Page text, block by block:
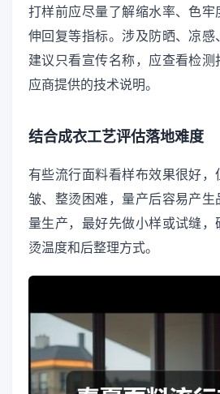
打样前应尽量了解缩水率、色牢
伸回复等指标。涉及防晒、凉感
建议只看宣传名称，应查看检
应商提供的技术说明。
结合成衣工艺评估落地难度
有些流行面料看样布效果很好
皱、整烫困难，量产后容易产
量生产，最好先做小样或试缝
烫温度和后整理方式。